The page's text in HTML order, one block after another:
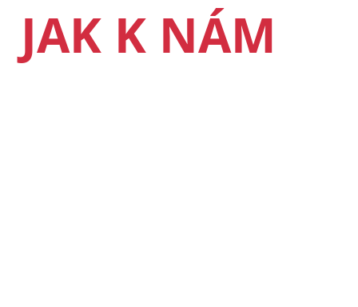
JAK K NÁM